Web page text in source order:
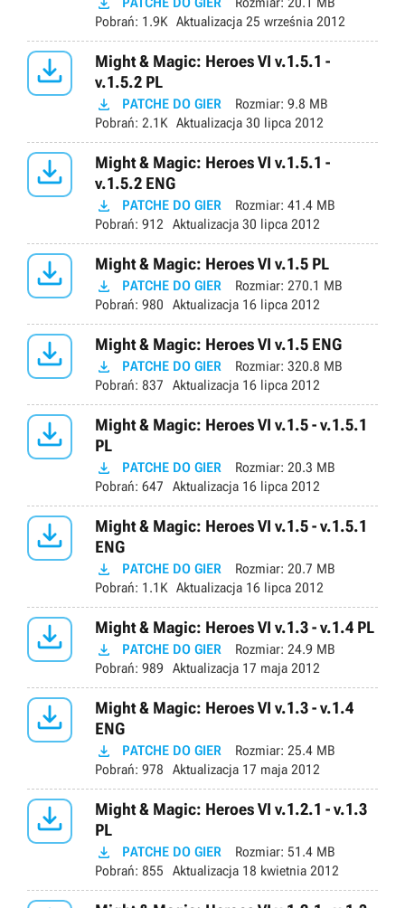
Pobrań: 1.9K Aktualizacja 25 września 2012

Might & Magic: Heroes VI v.1.5.1 -
v.1.5.2 PL
 PATCHE DO GIER Rozmiar: 9.8 MB
Pobrań: 2.1K Aktualizacja 30 lipca 2012

Might & Magic: Heroes VI v.1.5.1 -
v.1.5.2 ENG
 PATCHE DO GIER Rozmiar: 41.4 MB
Pobrań: 912 Aktualizacja 30 lipca 2012
 Might & Magic: Heroes VI v.1.5 PL
 PATCHE DO GIER Rozmiar: 270.1 MB
Pobrań: 980 Aktualizacja 16 lipca 2012
 Might & Magic: Heroes VI v.1.5 ENG
 PATCHE DO GIER Rozmiar: 320.8 MB
Pobrań: 837 Aktualizacja 16 lipca 2012

Might & Magic: Heroes VI v.1.5 - v.1.5.1
PL
 PATCHE DO GIER Rozmiar: 20.3 MB
Pobrań: 647 Aktualizacja 16 lipca 2012

Might & Magic: Heroes VI v.1.5 - v.1.5.1
ENG
 PATCHE DO GIER Rozmiar: 20.7 MB
Pobrań: 1.1K Aktualizacja 16 lipca 2012
 Might & Magic: Heroes VI v.1.3 - v.1.4 PL
 PATCHE DO GIER Rozmiar: 24.9 MB
Pobrań: 989 Aktualizacja 17 maja 2012

Might & Magic: Heroes VI v.1.3 - v.1.4
ENG
 PATCHE DO GIER Rozmiar: 25.4 MB
Pobrań: 978 Aktualizacja 17 maja 2012

Might & Magic: Heroes VI v.1.2.1 - v.1.3
PL
 PATCHE DO GIER Rozmiar: 51.4 MB
Pobrań: 855 Aktualizacja 18 kwietnia 2012